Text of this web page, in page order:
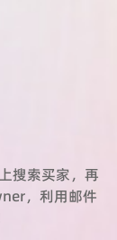
搜索买家，再
，利用邮件